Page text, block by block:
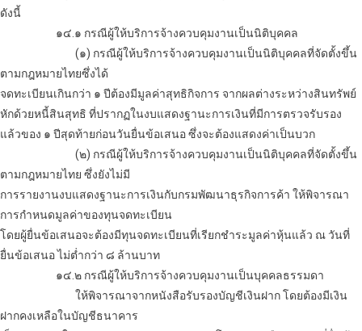
ดังนี้
๑๔.๑ กรณีผู้ให้บริการจ้างควบคุมงานเป็นนิติบุคคล
(๑) กรณีผู้ให้บริการจ้างควบคุมงานเป็นนิติบุคคลที่จัดตั้งขึ้น
ตามกฎหมายไทยซึ่งได้
จดทะเบียนเกินกว่า ๑ ปีต้องมีมูลค่าสุทธิกิจการ จากผลต่างระหว่างสินทรัพย์
หักด้วยหนี้สินสุทธิ ที่ปรากฏในงบแสดงฐานะการเงินที่มีการตรวจรับรอง
แล้วของ ๑ ปีสุดท้ายก่อนวันยื่นข้อเสนอ ซึ่งจะต้องแสดงค่าเป็นบวก
(๒) กรณีผู้ให้บริการจ้างควบคุมงานเป็นนิติบุคคลที่จัดตั้งขึ้น
ตามกฎหมายไทย ซึ่งยังไม่มี
การรายงานงบแสดงฐานะการเงินกับกรมพัฒนาธุรกิจการค้า ให้พิจารณา
การกำหนดมูลค่าของทุนจดทะเบียน
โดยผู้ยื่นข้อเสนอจะต้องมีทุนจดทะเบียนที่เรียกชำระมูลค่าหุ้นแล้ว ณ วันที่
ยื่นข้อเสนอ ไม่ต่ำกว่า ๘ ล้านบาท
๑๔.๒ กรณีผู้ให้บริการจ้างควบคุมงานเป็นบุคคลธรรมดา
ให้พิจารณาจากหนังสือรับรองบัญชีเงินฝาก โดยต้องมีเงิน
ฝากคงเหลือในบัญชีธนาคาร